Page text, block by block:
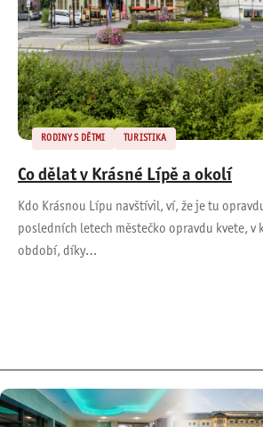
RODINY S DĚTMI TURISTIKA
Co dělat v Krásné Lípě a okolí
Kdo Krásnou Lípu navštívil, ví, že je tu
posledních letech městečko opravdu kvete, v
období, díky…